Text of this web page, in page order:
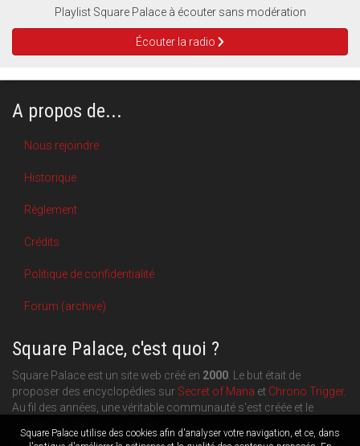
Square Palace utilise des cookies afin d'analyser votre navigation, et ce, dans
Playlist Square Palace à écouter sans modération
Écouter la radio
A propos de...
Nous rejoindre
Historique
Règlement
Crédits
Politique de confidentialité
Forum (archive)
Square Palace, c'est quoi ?
Square Palace est un site web créé en 2000. Le but était de
proposer des encyclopédies sur Secret of Mana et Chrono Trigger.
Au fil des années, une véritable communauté s'est créée et le